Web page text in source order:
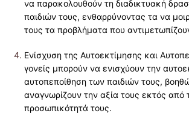
να παρακολουθούν τη διαδικτυακή
παιδιών τους, ενθαρρύνοντας τα να
τους τα προβλήματα που
Ενίσχυση της Αυτοεκτίμησης και
γονείς μπορούν να ενισχύουν την
αυτοπεποίθηση των παιδιών τους,
αναγνωρίζουν την αξία τους εκτός από
προσωπικότητά τους.